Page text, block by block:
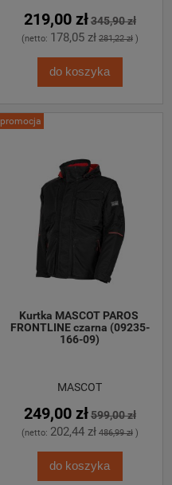
219,00 zł345,90 zł
(netto: 178,05 zł 281,22 zł)
do koszyka
Kurtka MASCOT PAROS
FRONTLINE czarna (09235-
166-09)
MASCOT
249,00 zł599,00 zł
(netto: 202,44 zł 486,99 zł)
do koszyka
promocja